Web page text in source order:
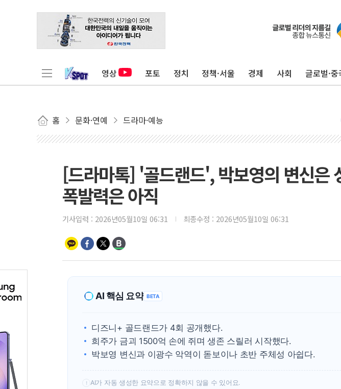
영상 포토 정치 정책·서울 경제 사회 글로벌·중
홈 문화·연예 드라마·예능
[드라마톡] '골드랜드', 박보영의 변신
폭발력은 아직
기사입력 : 2026년05월10일 06:31 최종수정 : 2026년05월10일 06:31
AI 핵심 요약 BETA
디즈니+ 골드랜드가 4회 공개했다.
희주가 금괴 1500억 손에 쥐며 생존 스릴러 시작했다.
박보영 변신과 이광수 악역이 돋보이나 초반 주체성 아쉽다.
! AI가 자동 생성한 요약으로 정확하지 않을 수 있어요.